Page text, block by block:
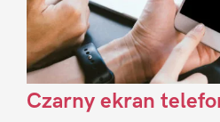
Czarny ekran